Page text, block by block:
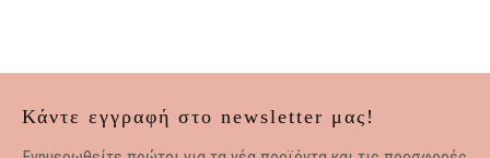
Κάντε εγγραφή στο newsletter μας!